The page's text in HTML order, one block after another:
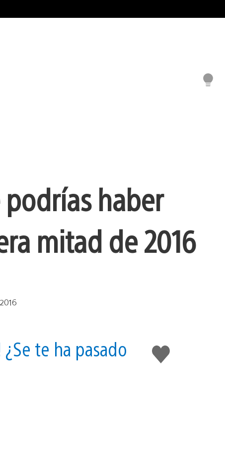
haber
mitad de 2016
Me
gusta
te ha pasado